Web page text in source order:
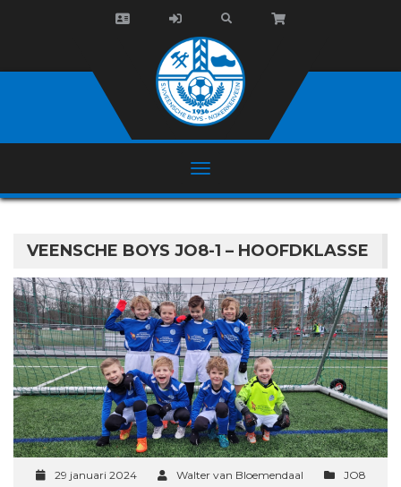
VEENSCHE BOYS JO8-1 – HOOFDKLASSE
29 januari 2024 Walter van Bloemendaal
JO8